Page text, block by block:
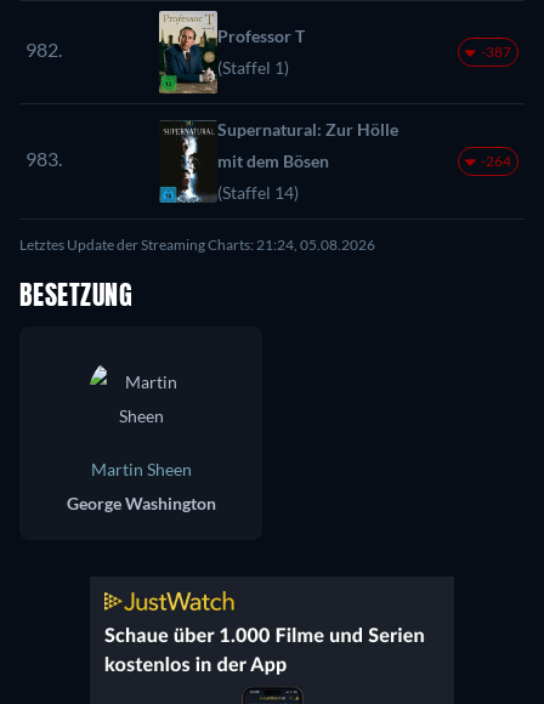
982.
Professor T
(Staffel 1)
-387
983.
Supernatural: Zur Hölle
mit dem Bösen
(Staffel 14)
-264
Letztes Update der Streaming Charts: 21:24, 05.08.2026
BESETZUNG
Martin Sheen
George Washington